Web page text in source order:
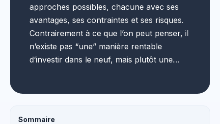
approches possibles, chacune avec ses
avantages, ses contraintes et ses risques.
Contrairement à ce que l’on peut penser, il
n’existe pas “une” manière rentable
d’investir dans le neuf, mais plutôt une…
Sommaire